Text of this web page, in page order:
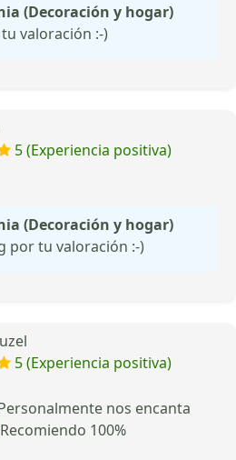
(Decoración y hogar)
valoración :-)
5 (Experiencia positiva)
(Decoración y hogar)
por tu valoración :-)
5 (Experiencia positiva)
nos encanta
100%